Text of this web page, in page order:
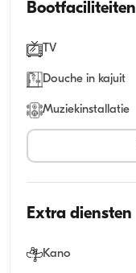
Bootfaciliteiten
TV
Douche in kajuit
Muziekinstallatie
Extra diensten
Kano